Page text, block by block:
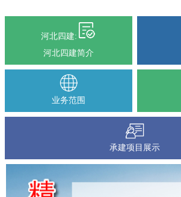
河北四建:
河北四建简介
业务范围
承建项目展示